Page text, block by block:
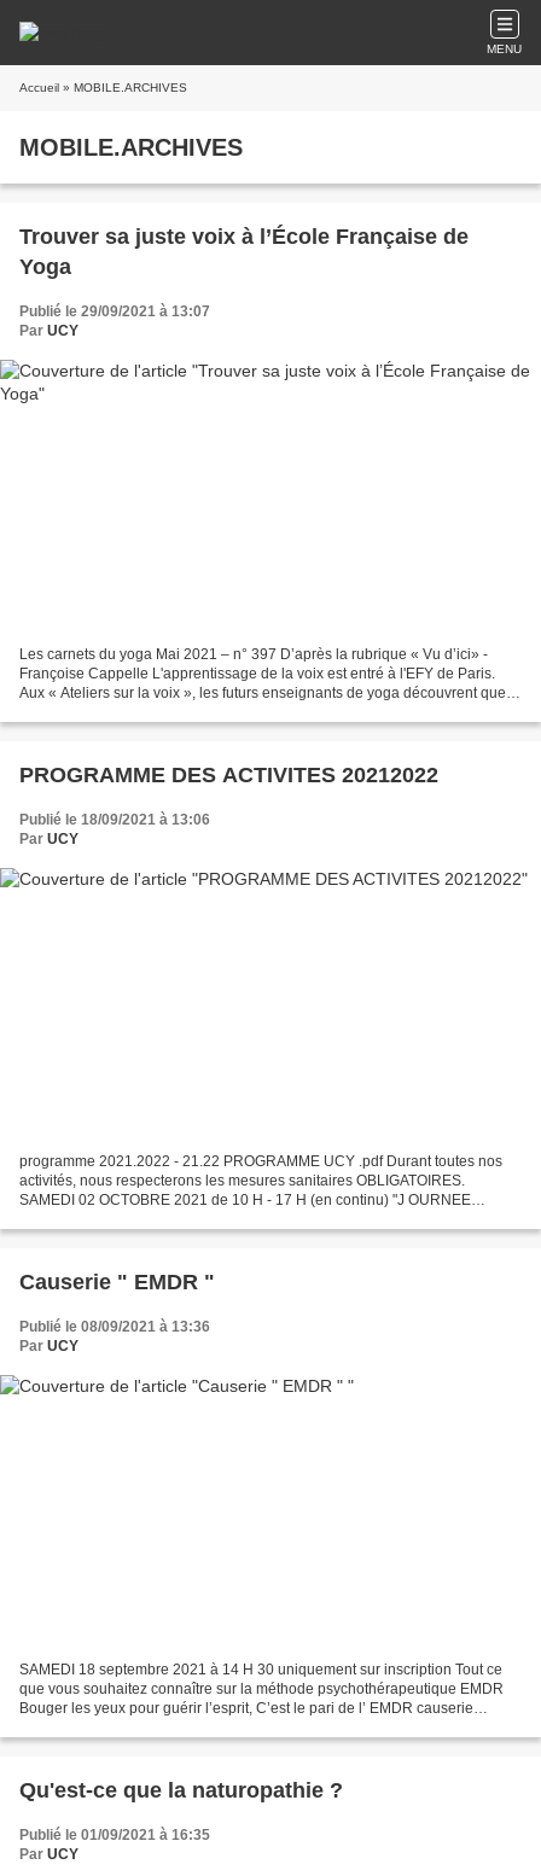
MENU
Accueil » MOBILE.ARCHIVES
MOBILE.ARCHIVES
Trouver sa juste voix à l’École Française de
Yoga
Publié le 29/09/2021 à 13:07
Par UCY
Les carnets du yoga Mai 2021 – n° 397 D’après la rubrique « Vu d’ici» -
Françoise Cappelle L'apprentissage de la voix est entré à l'EFY de Paris.
Aux « Ateliers sur la voix », les futurs enseignants de yoga découvrent que
PROGRAMME DES ACTIVITES 20212022
Publié le 18/09/2021 à 13:06
Par UCY
programme 2021.2022 - 21.22 PROGRAMME UCY .pdf Durant toutes nos
activités, nous respecterons les mesures sanitaires OBLIGATOIRES.
SAMEDI 02 OCTOBRE 2021 de 10 H - 17 H (en continu) "J OURNEE
GRATUITES...
Causerie " EMDR "
Publié le 08/09/2021 à 13:36
Par UCY
SAMEDI 18 septembre 2021 à 14 H 30 uniquement sur inscription Tout ce
que vous souhaitez connaître sur la méthode psychothérapeutique EMDR
Bouger les yeux pour guérir l’esprit, C’est le pari de l’ EMDR causerie
Qu'est-ce que la naturopathie ?
Publié le 01/09/2021 à 16:35
Par UCY